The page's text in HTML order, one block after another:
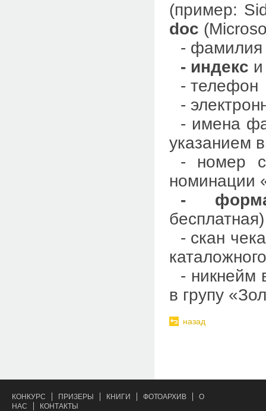
(пример:
doc
- фамилия
- индекс и
- телефон
-
- имена
указанием
- номер
номинации
-
бесплатная)
- скан
- никнейм
в групу
назад
КОНКУРС ПРИЗЕРЫ КНИГИ ФОТОАРХИВ
О
НАС
КОНТАКТЫ